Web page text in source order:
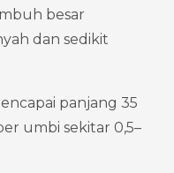
besar
dan sedikit
panjang 35
umbi sekitar 0,5–